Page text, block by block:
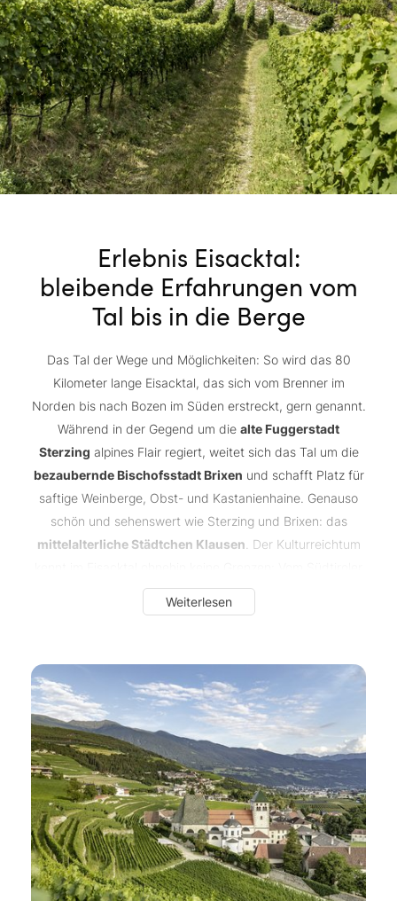
Erlebnis Eisacktal:
bleibende Erfahrungen vom
Tal bis in die Berge
Das Tal der Wege und Möglichkeiten: So wird das 80
Kilometer lange Eisacktal, das sich vom Brenner im
Norden bis nach Bozen im Süden erstreckt, gern genannt.
Während in der Gegend um die alte Fuggerstadt
Sterzing alpines Flair regiert, weitet sich das Tal um die
bezaubernde Bischofsstadt Brixen und schafft Platz für
saftige Weinberge, Obst- und Kastanienhaine. Genauso
schön und sehenswert wie Sterzing und Brixen: das
mittelalterliche Städtchen Klausen . Der Kulturreichtum
Bergbaumuseum Schneeberg in Ridnaun über die
Festung Franzensfeste, dieHofburg und den Dom in
Schlössern und Burgen ist hier für jeden Geschmack
etwas dabei. Auch der kulinarische Genuss wird im
Eisacktal großgeschrieben, insbesondere zur traditionellen
undbeliebten Törggelezeit im Herbst.
Weiterlesen